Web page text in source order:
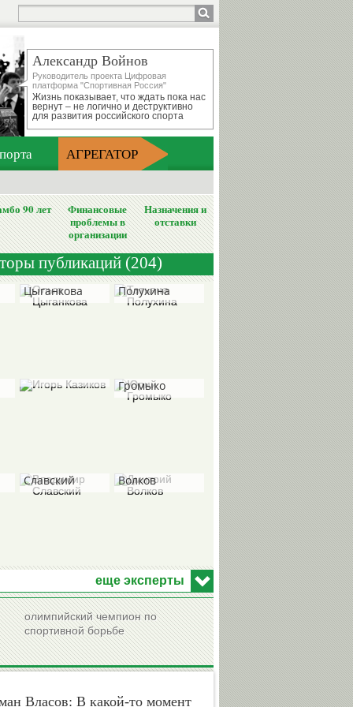
Александр Войнов
Руководитель проекта Цифровая
платформа "Спортивная Россия"
Жизнь показывает, что ждать пока нас
вернут – не логично и деструктивно
для развития российского спорта
АГРЕГАТОР
90 лет
Финансовые
проблемы в
организации
Назначения и
отставки
публикаций (204)
Ольга
Цыганкова
Татьяна
Полухина
Громыко
Славский
Волков
Хоточкин
Любимов
Николай
Долгополов
Николай
Быканов
еще эксперты
олимпийский чемпион по
спортивной борьбе
Власов: В какой-то момент